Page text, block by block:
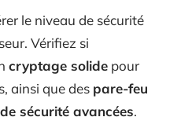
le niveau de sécurité
Vérifiez si
cryptage solide pour
ainsi que des pare-feu
sécurité avancées.